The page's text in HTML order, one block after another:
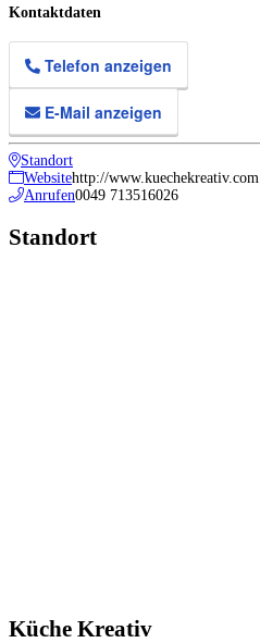
Kontaktdaten
Telefon anzeigen
E-Mail anzeigen
Standort
Websitehttp://www.kuechekreativ.com
Anrufen0049 713516026
Standort
Küche Kreativ